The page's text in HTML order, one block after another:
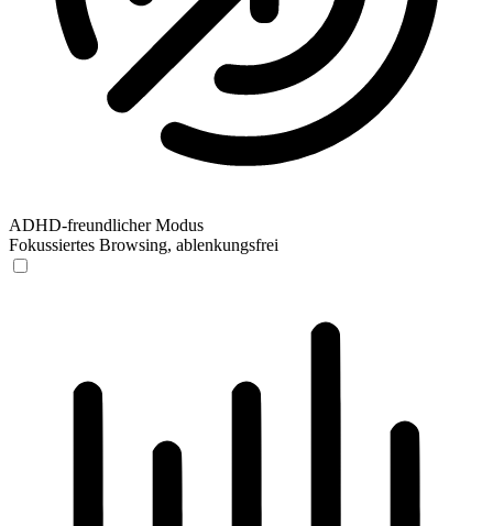
ADHD-freundlicher Modus
Fokussiertes Browsing, ablenkungsfrei